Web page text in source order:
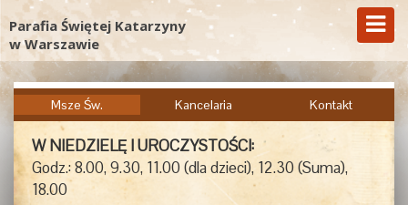
Parafia Świętej Katarzyny
w Warszawie
Msze Św. Kancelaria Kontakt
W NIEDZIELĘ I UROCZYSTOŚCI:
Godz.: 8.00, 9.30, 11.00 (dla dzieci), 12.30 (Suma),
18.00